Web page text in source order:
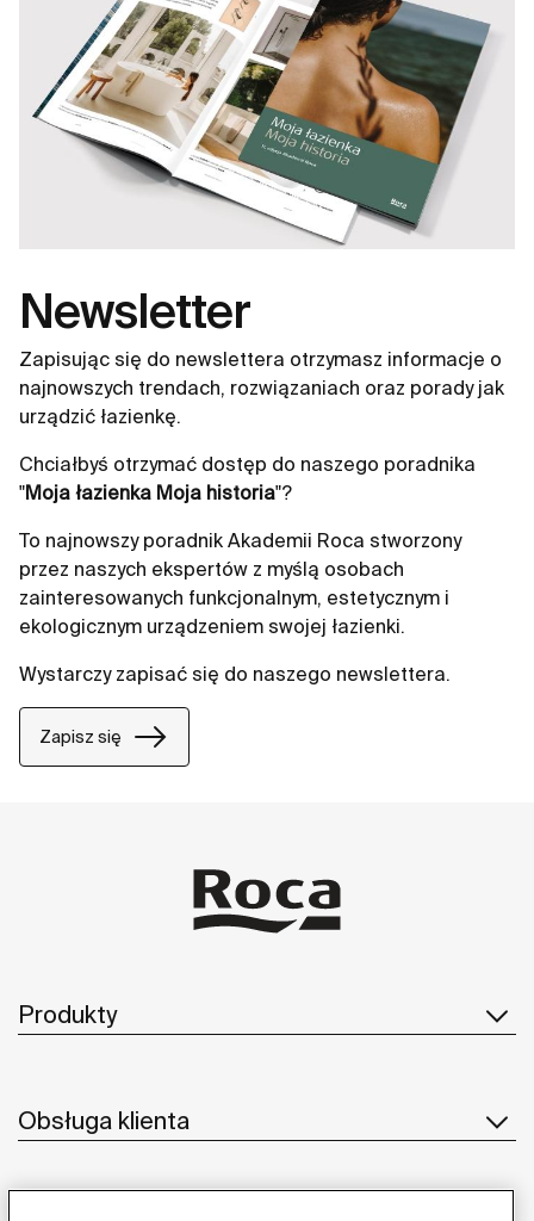
Newsletter
Zapisując się do newslettera otrzymasz informacje o
najnowszych trendach, rozwiązaniach oraz porady jak
urządzić łazienkę.
Chciałbyś otrzymać dostęp do naszego poradnika
"Moja łazienka Moja historia"?
To najnowszy poradnik Akademii Roca stworzony
przez naszych ekspertów z myślą osobach
zainteresowanych funkcjonalnym, estetycznym i
ekologicznym urządzeniem swojej łazienki.
Wystarczy zapisać się do naszego newslettera.
Zapisz się
Produkty
Obsługa klienta